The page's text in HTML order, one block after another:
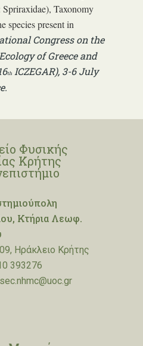
Spriraxidae), Taxonomy
species present in
Congress on the
of Greece and
th ICZEGAR), 3-6 July
Φυσικής
Κρήτης
Κτήρια Λεωφ.
Ηράκλειο Κρήτης
393276
sec.nhmc@uoc.gr